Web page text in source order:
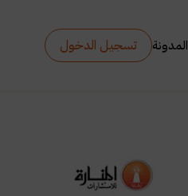
المدونة تسجيل الدخول